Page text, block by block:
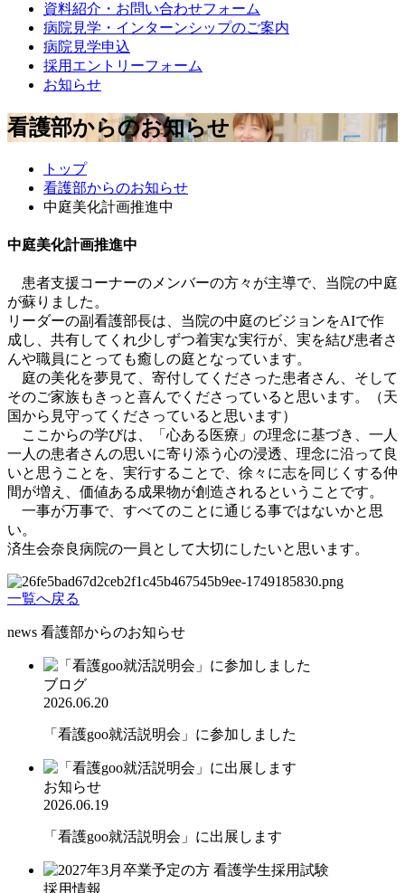
資料紹介・お問い合わせフォーム
病院見学・インターンシップのご案内
病院見学申込
採用エントリーフォーム
お知らせ
看護部からのお知らせ
トップ
看護部からのお知らせ
中庭美化計画推進中
中庭美化計画推進中
患者支援コーナーのメンバーの方々が主導で、当院の中庭
が蘇りました。
リーダーの副看護部長は、当院の中庭のビジョンをAIで作
成し、共有してくれ少しずつ着実な実行が、実を結び患者さ
んや職員にとっても癒しの庭となっています。
庭の美化を夢見て、寄付してくださった患者さん、そして
そのご家族もきっと喜んでくださっていると思います。（天
国から見守ってくださっていると思います）
ここからの学びは、「心ある医療」の理念に基づき、一人
一人の患者さんの思いに寄り添う心の浸透、理念に沿って良
いと思うことを、実行することで、徐々に志を同じくする仲
間が増え、価値ある成果物が創造されるということです。
一事が万事で、すべてのことに通じる事ではないかと思
い。
済生会奈良病院の一員として大切にしたいと思います。
一覧へ戻る
news 看護部からのお知らせ
ブログ
2026.06.20
「看護goo就活説明会」に参加しました
お知らせ
2026.06.19
「看護goo就活説明会」に出展します
採用情報